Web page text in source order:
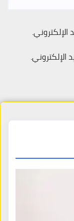
الإلكتروني.